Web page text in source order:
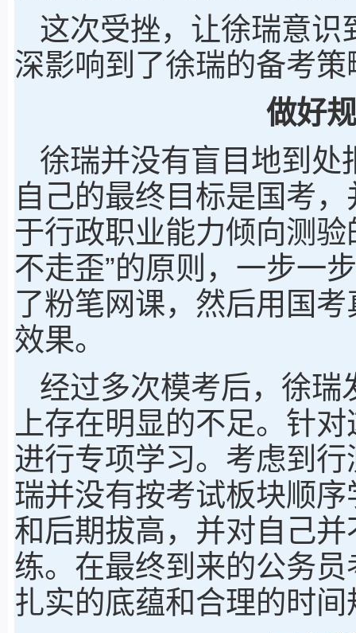
这次受挫，让徐瑞意识
深影响到了徐瑞的备考
做好
徐瑞并没有盲目地到处
自己的最终目标是国考
于行政职业能力倾向测
不走歪”的原则，一步一
了粉笔网课，然后用国
效果。
经过多次模考后，徐瑞
上存在明显的不足。针
进行专项学习。考虑到
瑞并没有按考试板块顺
和后期拔高，并对自己
练。在最终到来的公务
扎实的底蕴和合理的时